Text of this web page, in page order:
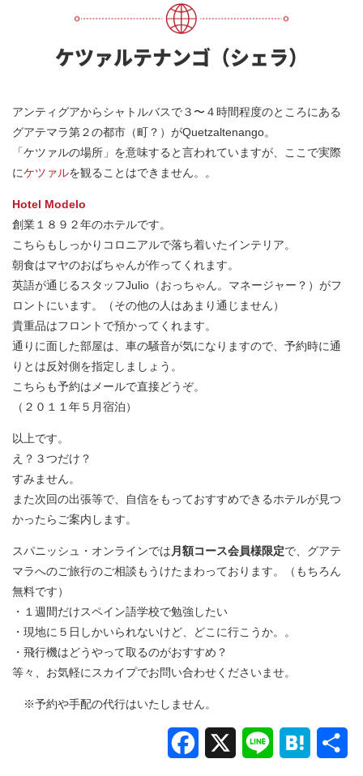
ケツァルテナンゴ（シェラ）
アンティグアからシャトルバスで３〜４時間程度のところにある
グアテマラ第２の都市（町？）がQuetzaltenango。
「ケツァルの場所」を意味すると言われていますが、ここで実際
にケツァルを観ることはできません。。
Hotel Modelo
創業１８９２年のホテルです。
こちらもしっかりコロニアルで落ち着いたインテリア。
朝食はマヤのおばちゃんが作ってくれます。
英語が通じるスタッフJulio（おっちゃん。マネージャー？）がフ
ロントにいます。（その他の人はあまり通じません）
貴重品はフロントで預かってくれます。
通りに面した部屋は、車の騒音が気になりますので、予約時に通
りとは反対側を指定しましょう。
こちらも予約はメールで直接どうぞ。
（２０１１年５月宿泊）
以上です。
え？３つだけ？
すみません。
また次回の出張等で、自信をもっておすすめできるホテルが見つ
かったらご案内します。
スパニッシュ・オンラインでは月額コース会員様限定で、グアテ
マラへのご旅行のご相談もうけたまわっております。（もちろん
無料です）
・１週間だけスペイン語学校で勉強したい
・現地に５日しかいられないけど、どこに行こうか。。
・飛行機はどうやって取るのがおすすめ？
等々、お気軽にスカイプでお問い合わせくださいませ。
※予約や手配の代行はいたしません。
Facebook Line Hatena